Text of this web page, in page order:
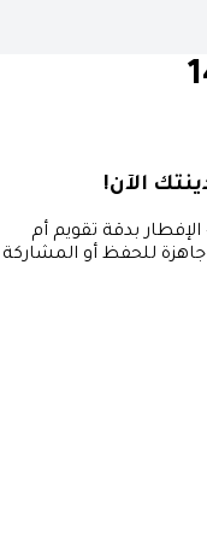
الآن!
بدقة تقويم أم
للحفظ أو المشاركة